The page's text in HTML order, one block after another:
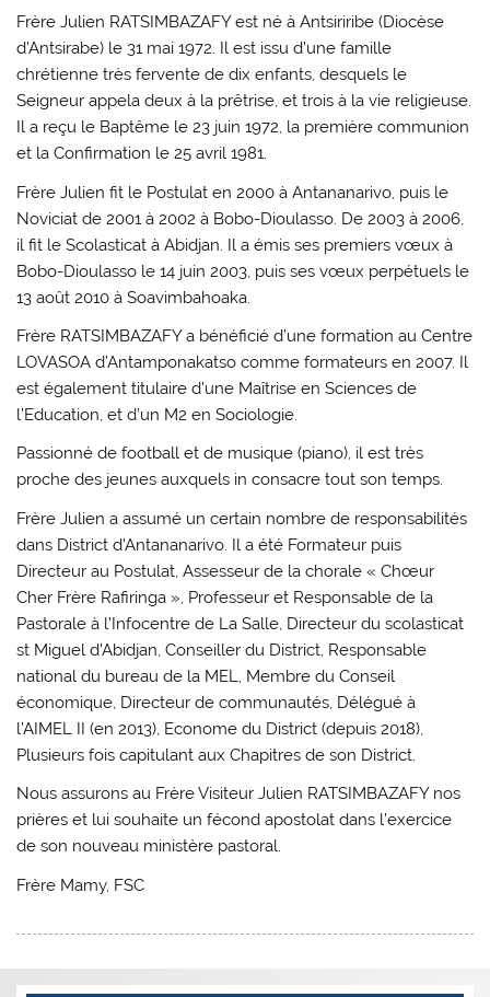
Frère Julien RATSIMBAZAFY est né à Antsiriribe (Diocèse
d’Antsirabe) le 31 mai 1972. Il est issu d’une famille
chrétienne très fervente de dix enfants, desquels le
Seigneur appela deux à la prêtrise, et trois à la vie religieuse.
Il a reçu le Baptême le 23 juin 1972, la première communion
et la Confirmation le 25 avril 1981.
Frère Julien fit le Postulat en 2000 à Antananarivo, puis le
Noviciat de 2001 à 2002 à Bobo-Dioulasso. De 2003 à 2006,
il fit le Scolasticat à Abidjan. Il a émis ses premiers vœux à
Bobo-Dioulasso le 14 juin 2003, puis ses vœux perpétuels le
13 août 2010 à Soavimbahoaka.
Frère RATSIMBAZAFY a bénéficié d’une formation au Centre
LOVASOA d’Antamponakatso comme formateurs en 2007. Il
est également titulaire d’une Maîtrise en Sciences de
l’Education, et d’un M2 en Sociologie.
Passionné de football et de musique (piano), il est très
proche des jeunes auxquels in consacre tout son temps.
Frère Julien a assumé un certain nombre de responsabilités
dans District d’Antananarivo. Il a été Formateur puis
Directeur au Postulat, Assesseur de la chorale « Chœur
Cher Frère Rafiringa », Professeur et Responsable de la
Pastorale à l’Infocentre de La Salle, Directeur du scolasticat
st Miguel d’Abidjan, Conseiller du District, Responsable
national du bureau de la MEL, Membre du Conseil
économique, Directeur de communautés, Délégué à
l’AIMEL II (en 2013), Econome du District (depuis 2018),
Plusieurs fois capitulant aux Chapitres de son District.
Nous assurons au Frère Visiteur Julien RATSIMBAZAFY nos
prières et lui souhaite un fécond apostolat dans l’exercice
de son nouveau ministère pastoral.
Frère Mamy, FSC